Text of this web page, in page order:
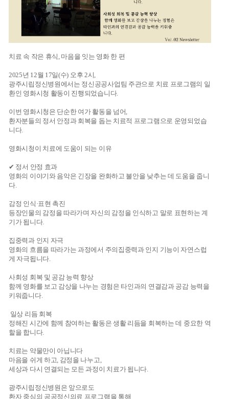
치료 속 작은 휴식, 마음을 잇는 영화 한 편
2025년 12월 17일(수) 오후 2시,
광주시립정신병원에서는 정신공공사업팀 주관으로 치료 프로그램의 일
환인 영화시청 활동이 진행되었습니다.
이번 영화시청은 단순한 여가 활동을 넘어,
환자분들의 정서 안정과 회복을 돕는 치료적 프로그램으로 운영되었습
니다.
영화시청이 치료에 도움이 되는 이유
✔ 정서 안정 효과
영화의 이야기와 음악은 긴장을 완화하고 불안을 낮추는 데 도움을 줍니
다.
감정 인식·표현 촉진
등장인물의 감정을 따라가며 자신의 감정을 인식하고 말로 표현하는 계
기가 됩니다.
집중력과 인지 자극
영화의 흐름을 따라가는 과정에서 주의집중력과 인지 기능이 자연스럽
게 자극됩니다.
사회성 회복 및 공감 능력 향상
함께 영화를 보고 감상을 나누는 경험은 타인과의 연결감과 공감 능력을
키워줍니다.
일상 리듬 회복
정해진 시간에 함께 참여하는 활동은 생활 리듬을 회복하는 데 중요한 역
할을 합니다.
치료는 약물만이 아닙니다
마음을 쉬게 하고, 감정을 나누고,
세상과 다시 연결되는 모든 과정이 치료가 됩니다.
광주시립정신병원은 앞으로도
환자 중심의 공공정신의료 프로그램을 통해